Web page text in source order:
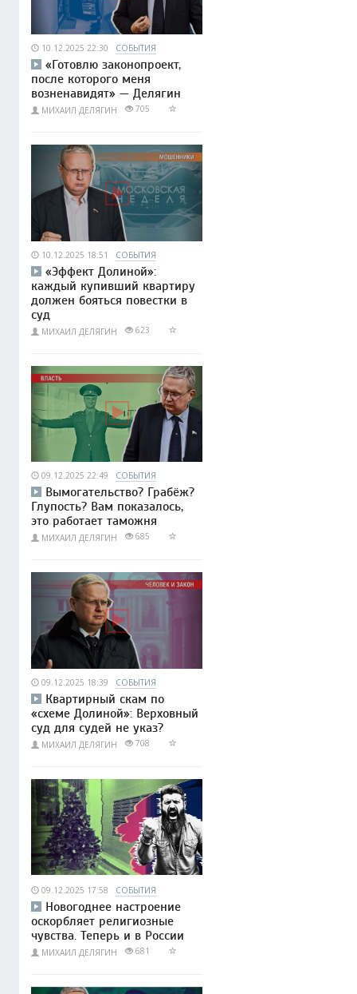
10.12.2025 22:30 СОБЫТИЯ
«Готовлю законопроект,
после которого меня
возненавидят» — Делягин
МИХАИЛ ДЕЛЯГИН 705
10.12.2025 18:51 СОБЫТИЯ
«Эффект Долиной»:
каждый купивший квартиру
должен бояться повестки в
суд
МИХАИЛ ДЕЛЯГИН 623
09.12.2025 22:49 СОБЫТИЯ
Вымогательство? Грабёж?
Глупость? Вам показалось,
это работает таможня
МИХАИЛ ДЕЛЯГИН 685
09.12.2025 18:39 СОБЫТИЯ
Квартирный скам по
«схеме Долиной»: Верховный
суд для судей не указ?
МИХАИЛ ДЕЛЯГИН 708
09.12.2025 17:58 СОБЫТИЯ
Новогоднее настроение
оскорбляет религиозные
чувства. Теперь и в России
МИХАИЛ ДЕЛЯГИН 681